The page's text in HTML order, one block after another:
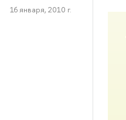
16 января, 2010 г.